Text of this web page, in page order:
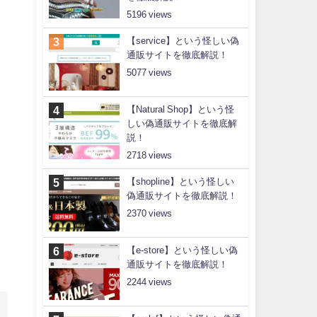
5196
【service】という怪しい偽
通販サイトを徹底解説！
5077
【Natural Shop】という怪
しい偽通販サイトを徹底解
説！
2718
【shopline】という怪しい
偽通販サイトを徹底解説！
2370
【e-store】という怪しい偽
通販サイトを徹底解説！
2244